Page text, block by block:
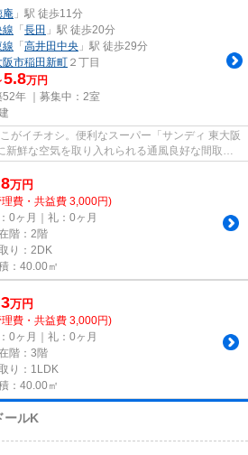
庵 」駅 徒歩11分
線 「長田 」駅 徒歩20分
線 「高井田中央 」駅 徒歩29分
阪市稲田新町 ２丁目
5.8万円
年 ｜募集中： 2室
がイチオシ。便利なスーパー「サンディ 東大阪
鮮な空気を取り入れられる通風良好な間取り
万円
費・共益費 3,000円)
0ヶ月｜礼：0ヶ月
階：2階
り：2DK
：40.00㎡
万円
費・共益費 3,000円)
0ヶ月｜礼：0ヶ月
階：3階
り：1LDK
：40.00㎡
ールK